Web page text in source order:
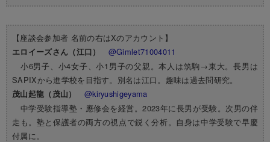
【座談会参加者 名前の右はXのアカウント】
エロイーズさん（江口）
@Gimlet71004011
小6男子、小4女子、小1男子の父親。本人は筑駒→東大。長男は
SAPIXから進学校を目指す。別名は江口。趣味は過去問研究。
茂山起龍（茂山）
@kiryushigeyama
中学受験指導塾・應修会を経営。2023年に長男が受験。次男の伴
走も。塾と保護者の両方の視点で鋭く分析。自身は中学受験で早慶
付属に。